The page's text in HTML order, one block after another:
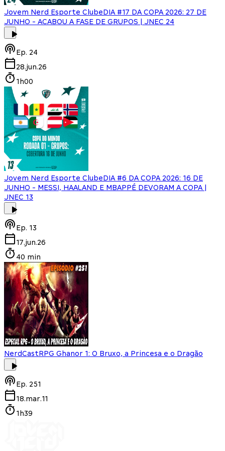
Jovem Nerd Esporte ClubeDIA #17 DA COPA 2026: 27 DE
JUNHO - ACABOU A FASE DE GRUPOS | JNEC 24
Ep. 24
28.jun.26
1h00
Jovem Nerd Esporte ClubeDIA #6 DA COPA 2026: 16 DE
JUNHO - MESSI, HAALAND E MBAPPÉ DEVORAM A COPA |
JNEC 13
Ep. 13
17.jun.26
40 min
NerdCastRPG Ghanor 1: O Bruxo, a Princesa e o Dragão
Ep. 251
18.mar.11
1h39